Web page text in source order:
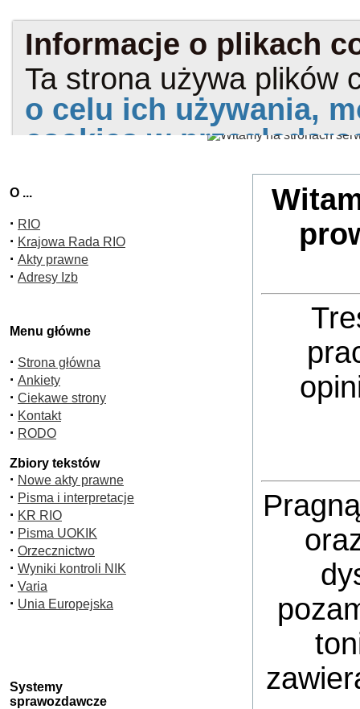
O ...
· RIO
· Krajowa Rada RIO
· Akty prawne
· Adresy Izb
Menu główne
· Strona główna
· Ankiety
· Ciekawe strony
· Kontakt
· RODO
Zbiory tekstów
· Nowe akty prawne
· Pisma i interpretacje
· KR RIO
· Pisma UOKIK
· Orzecznictwo
· Wyniki kontroli NIK
· Varia
· Unia Europejska
Systemy
sprawozdawcze